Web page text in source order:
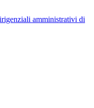
amministrativi di